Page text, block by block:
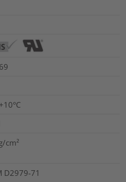
cm²
D2979-71